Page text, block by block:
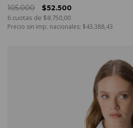
105.000
$52.500
6 cuotas de $8.750,00
Precio sin imp. nacionales: $43.388,43